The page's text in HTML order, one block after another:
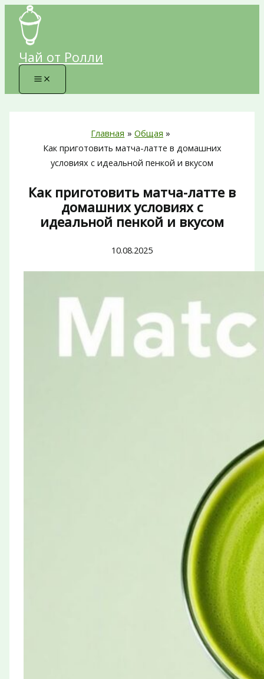
Перейти
содержимому
Чай от Ролли
Главная
Общая
Как приготовить матча-латте в домашних
условиях с идеальной пенкой и вкусом
Как приготовить матча-латте в
домашних условиях с
идеальной пенкой и вкусом
10.08.2025